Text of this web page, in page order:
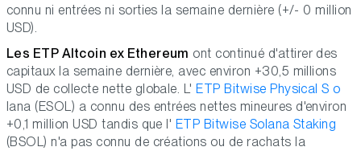
connu ni entrées ni sorties la semaine dernière (+/- 0 million
USD).
Les ETP Altcoin ex Ethereum ont continué d'attirer des
capitaux la semaine dernière, avec environ +30,5 millions
USD de collecte nette globale. L' ETP Bitwise Physical S o
lana (ESOL) a connu des entrées nettes mineures d'environ
+0,1 million USD tandis que l' ETP Bitwise Solana Staking
(BSOL) n'a pas connu de créations ou de rachats la